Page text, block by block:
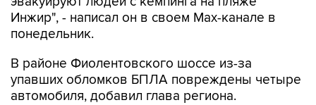
Инжир", - написал он в своем Мах-канале в
понедельник.
В районе Фиолентовского шоссе из-за
упавших обломков БПЛА повреждены четыре
автомобиля, добавил глава региона.